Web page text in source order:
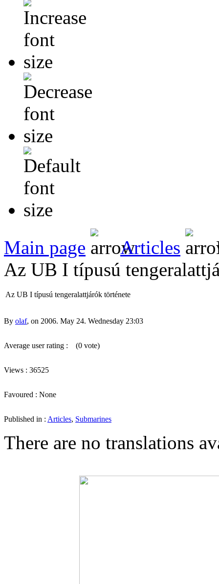
Main page Articles
Az UB I típusú
Az UB I típusú tengeralattjárók története
By olaf, on 2006. May 24. Wednesday 23:03
Average user rating : (0 vote)
Views : 36525
Favoured : None
Published in : Articles, Submarines
There are no translations